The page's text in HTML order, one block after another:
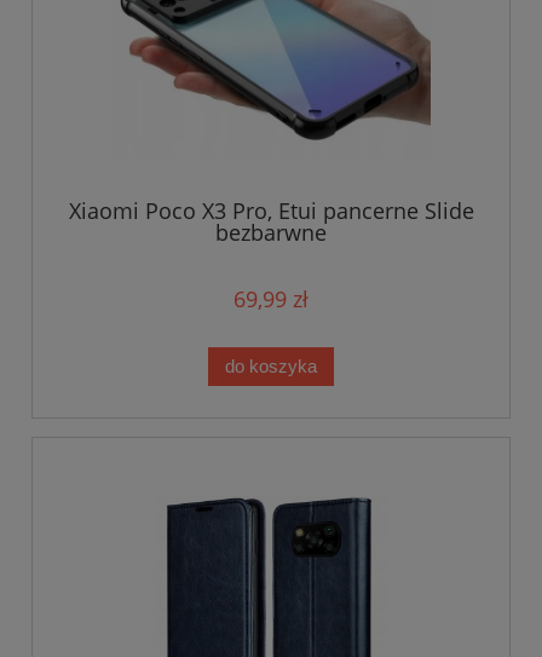
Xiaomi Poco X3 Pro, Etui pancerne Slide
bezbarwne
69,99 zł
do koszyka